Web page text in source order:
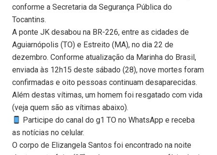
conforme a Secretaria da Segurança Pública do
Tocantins.
A ponte JK desabou na BR-226, entre as cidades de
Aguiarnópolis (TO) e Estreito (MA), no dia 22 de
dezembro. Conforme atualização da Marinha do Brasil,
enviada às 12h15 deste sábado (28), nove mortes foram
confirmadas e oito pessoas continuam desaparecidas.
Além destas vítimas, um homem foi resgatado com vida
(veja quem são as vítimas abaixo).
Participe do canal do g1 TO no WhatsApp e receba
as notícias no celular.
O corpo de Elizangela Santos foi encontrado na noite